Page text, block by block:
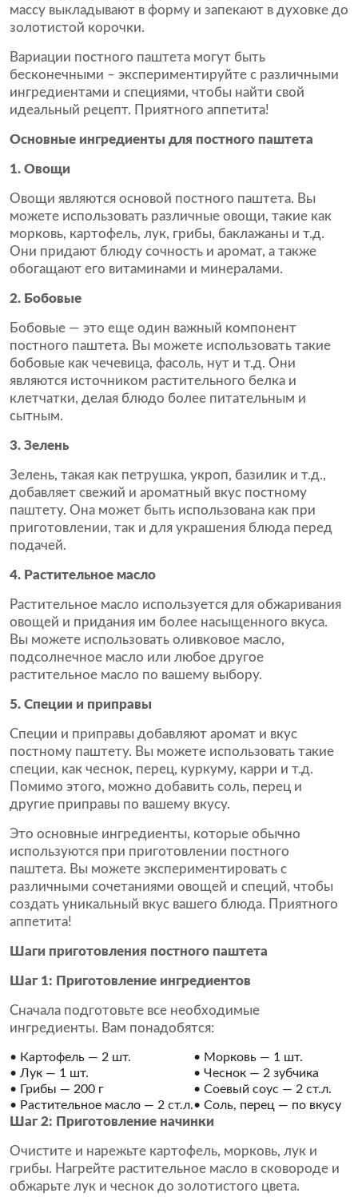
массу выкладывают в форму и запекают в духовке до
золотистой корочки.
Вариации постного паштета могут быть
бесконечными – экспериментируйте с различными
ингредиентами и специями, чтобы найти свой
идеальный рецепт. Приятного аппетита!
Основные ингредиенты для постного паштета
1. Овощи
Овощи являются основой постного паштета. Вы
можете использовать различные овощи, такие как
морковь, картофель, лук, грибы, баклажаны и т.д.
Они придают блюду сочность и аромат, а также
обогащают его витаминами и минералами.
2. Бобовые
Бобовые — это еще один важный компонент
постного паштета. Вы можете использовать такие
бобовые как чечевица, фасоль, нут и т.д. Они
являются источником растительного белка и
клетчатки, делая блюдо более питательным и
сытным.
3. Зелень
Зелень, такая как петрушка, укроп, базилик и т.д.,
добавляет свежий и ароматный вкус постному
паштету. Она может быть использована как при
приготовлении, так и для украшения блюда перед
подачей.
4. Растительное масло
Растительное масло используется для обжаривания
овощей и придания им более насыщенного вкуса.
Вы можете использовать оливковое масло,
подсолнечное масло или любое другое
растительное масло по вашему выбору.
5. Специи и приправы
Специи и приправы добавляют аромат и вкус
постному паштету. Вы можете использовать такие
специи, как чеснок, перец, куркуму, карри и т.д.
Помимо этого, можно добавить соль, перец и
другие приправы по вашему вкусу.
Это основные ингредиенты, которые обычно
используются при приготовлении постного
паштета. Вы можете экспериментировать с
различными сочетаниями овощей и специй, чтобы
создать уникальный вкус вашего блюда. Приятного
аппетита!
Шаги приготовления постного паштета
Шаг 1: Приготовление ингредиентов
Сначала подготовьте все необходимые
ингредиенты. Вам понадобятся:
• Картофель — 2 шт.
• Морковь — 1 шт.
• Лук — 1 шт.
• Чеснок — 2 зубчика
• Грибы — 200 г
• Соевый соус — 2 ст.л.
• Растительное масло — 2 ст.л.• Соль, перец — по вкусу
Шаг 2: Приготовление начинки
Очистите и нарежьте картофель, морковь, лук и
грибы. Нагрейте растительное масло в сковороде и
обжарьте лук и чеснок до золотистого цвета.